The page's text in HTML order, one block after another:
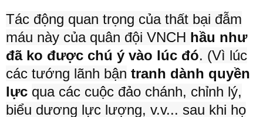
Tác động quan trọng của thất bại đẫm
máu này của quân đội VNCH hầu như
đã ko được chú ý vào lúc đó. (Vì lúc
các tướng lãnh bận tranh dành quyền
lực qua các cuộc đảo chánh, chỉnh lý,
biểu dương lực lượng, v.v... sau khi họ